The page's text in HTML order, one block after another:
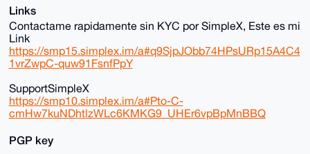
Links
Contactame rapidamente sin KYC por SimpleX, Este es mi
Link
https://smp15.simplex.im/a#q9SjpJObb74HPsURp15A4C4
1vrZwpC-quw91FsnfPpY
SupportSimpleX
https://smp10.simplex.im/a#Pto-C-
cmHw7kuNDhtlzWLc6KMKG9_UHEr6vpBpMnBBQ
PGP key